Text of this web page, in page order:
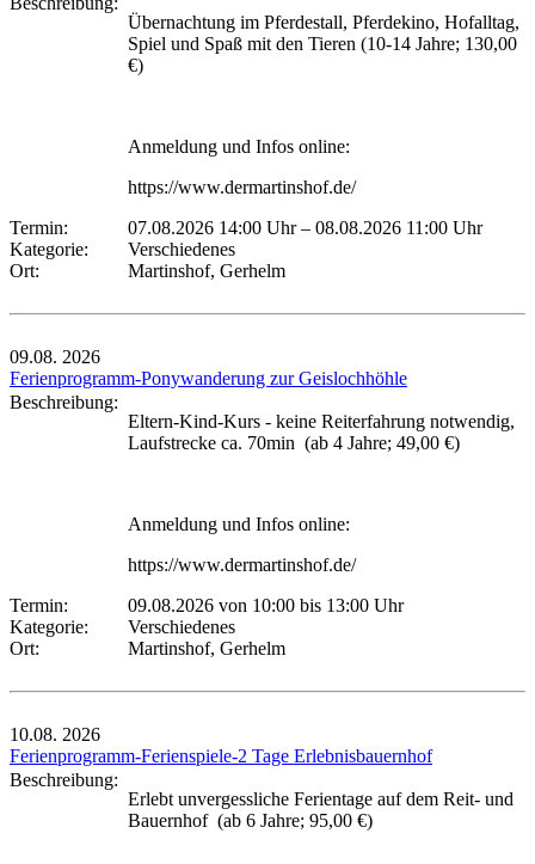
Übernachtung im Pferdestall, Pferdekino, Hofalltag,
Spiel und Spaß mit den Tieren (10-14 Jahre; 130,00
€)
Anmeldung und Infos online:
https://www.dermartinshof.de/
Termin:
07.08.2026 14:00 Uhr– 08.08.2026 11:00 Uhr
Kategorie:
Verschiedenes
Ort:
Martinshof, Gerhelm
09.08. 2026
Ferienprogramm-Ponywanderung zur Geislochhöhle
Beschreibung:
Eltern-Kind-Kurs - keine Reiterfahrung notwendig,
Laufstrecke ca. 70min (ab 4 Jahre; 49,00 €)
Anmeldung und Infos online:
https://www.dermartinshof.de/
Termin:
09.08.2026 von 10:00 bis 13:00 Uhr
Kategorie:
Verschiedenes
Ort:
Martinshof, Gerhelm
10.08. 2026
Ferienprogramm-Ferienspiele-2 Tage Erlebnisbauernhof
Beschreibung:
Erlebt unvergessliche Ferientage auf dem Reit- und
Bauernhof (ab 6 Jahre; 95,00 €)